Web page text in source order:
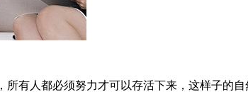
有人都必须努力才可以存活下来，这样子的